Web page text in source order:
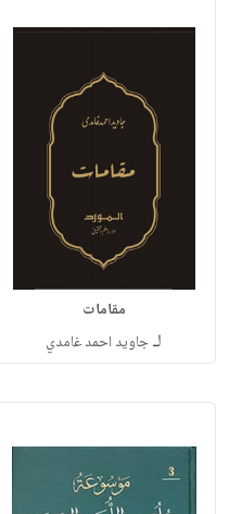
مقامات
لـجاويد احمد غامدي